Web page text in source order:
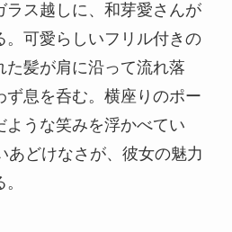
ラス越しに、和芽愛さんが
。可愛らしいフリル付きの
た髪が肩に沿って流れ落
ず息を呑む。横座りのポー
ような笑みを浮かべてい
あどけなさが、彼女の魅力